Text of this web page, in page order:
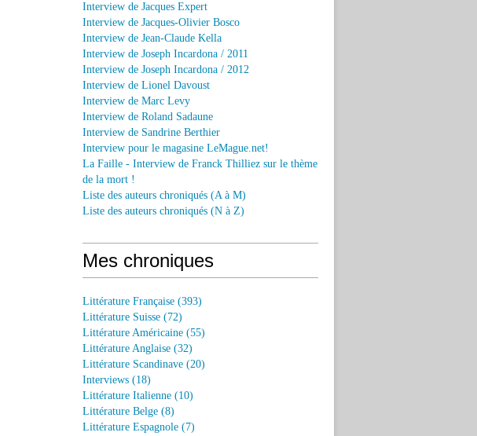
Interview de Jacques Expert
Interview de Jacques-Olivier Bosco
Interview de Jean-Claude Kella
Interview de Joseph Incardona / 2011
Interview de Joseph Incardona / 2012
Interview de Lionel Davoust
Interview de Marc Levy
Interview de Roland Sadaune
Interview de Sandrine Berthier
Interview pour le magasine LeMague.net!
La Faille - Interview de Franck Thilliez sur le thème
de la mort !
Liste des auteurs chroniqués (A à M)
Liste des auteurs chroniqués (N à Z)
Mes chroniques
Littérature Française (393)
Littérature Suisse (72)
Littérature Américaine (55)
Littérature Anglaise (32)
Littérature Scandinave (20)
Interviews (18)
Littérature Italienne (10)
Littérature Belge (8)
Littérature Espagnole (7)